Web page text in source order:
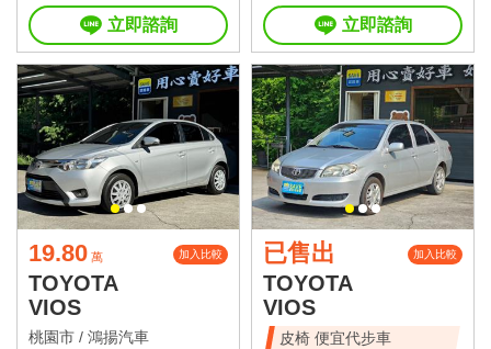
立即諮詢 立即諮詢
19.80 萬 加入比較
TOYOTA
VIOS
桃園市 / 鴻揚汽車
已售出 加入比較
TOYOTA
VIOS
皮椅 便宜代步車